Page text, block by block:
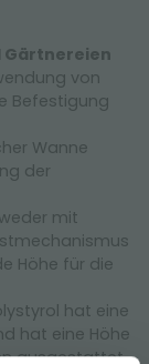
Gärtnereien
von
Befestigung
Wanne
der
mit
Höhe für die
hat eine
hat eine Höhe
ausgestattet.